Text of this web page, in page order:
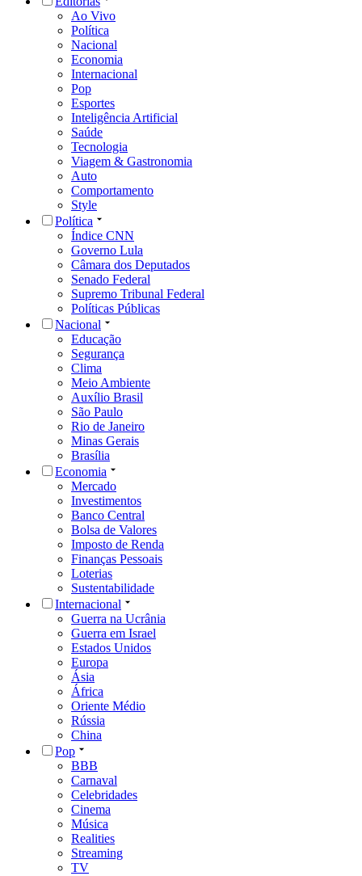
Ao Vivo
Política
Nacional
Economia
Internacional
Pop
Esportes
Inteligência Artificial
Saúde
Tecnologia
Viagem & Gastronomia
Auto
Comportamento
Style
Política
Índice CNN
Governo Lula
Câmara dos Deputados
Senado Federal
Supremo Tribunal Federal
Políticas Públicas
Nacional
Educação
Segurança
Clima
Meio Ambiente
Auxílio Brasil
São Paulo
Rio de Janeiro
Minas Gerais
Brasília
Economia
Mercado
Investimentos
Banco Central
Bolsa de Valores
Imposto de Renda
Finanças Pessoais
Loterias
Sustentabilidade
Internacional
Guerra na Ucrânia
Guerra em Israel
Estados Unidos
Europa
Ásia
África
Oriente Médio
Rússia
China
Pop
BBB
Carnaval
Celebridades
Cinema
Música
Realities
Streaming
TV